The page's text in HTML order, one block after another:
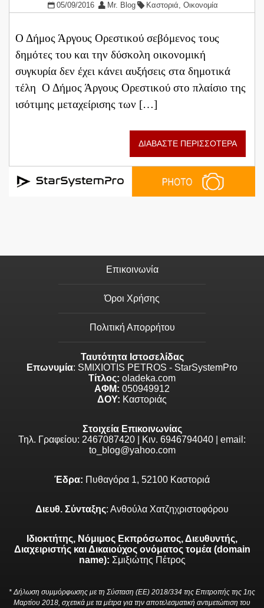
05/09/2016 Mr. Blog Καστοριά, Οικονομία
Ο Δήμος Άργους Ορεστικού σεβόμενος τους
δημότες του και την δύσκολη οικονομική
συγκυρία δεν έχει κάνει αυξήσεις στα δημοτικά
τέλη Ο Δήμος Άργους Ορεστικού στο πλαίσιο της
ισότιμης μεταχείρισης των […]
ΔΙΑΒΑΣΤΕ ΠΕΡΙΣΣΟΤΕΡΑ
Επικοινωνία
Όροι Χρήσης
Πολιτική Απορρήτου
Ταυτότητα Ιστοσελίδας
Επωνυμία: SMIXIOTIS PETROS - StarSystemPro
Τίτλος: oladeka.com
ΑΦΜ: 050949912
ΔΟΥ: Καστοριάς
Στοιχεία Επικοινωνίας
Τηλ. Γραφείου: 2467087420 | Κιν. 6946794040 | email:
to_blog@yahoo.com
Έδρα: Πυθαγόρα 1, 52100 Καστοριά
Διευθ. Σύνταξης: Ανθούλα Χατζηχριστοφόρου
Ιδιοκτήτης, Νόμιμος Εκπρόσωπος, Διευθυντής,
Διαχειριστής και Δικαιούχος ονόματος τομέα (domain
name): Σμιξιώτης Πέτρος
* Δήλωση συμμόρφωσης με τη Σύσταση (ΕΕ) 2018/334 της Επιτροπής της 1ης
Μαρτίου 2018, σχετικά με τα μέτρα για την αποτελεσματική αντιμετώπιση του